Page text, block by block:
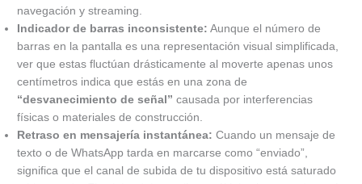
navegación y streaming.
Indicador de barras inconsistente: Aunque el número de
barras en la pantalla es una representación visual simplificada,
ver que estas fluctúan drásticamente al moverte apenas unos
centímetros indica que estás en una zona de
“desvanecimiento de señal” causada por interferencias
físicas o materiales de construcción.
Retraso en mensajería instantánea: Cuando un mensaje de
texto o de WhatsApp tarda en marcarse como “enviado”,
significa que el canal de subida de tu dispositivo está saturado